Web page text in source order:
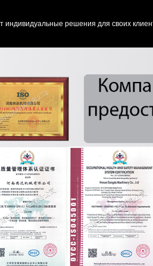
индивидуальные решения для своих